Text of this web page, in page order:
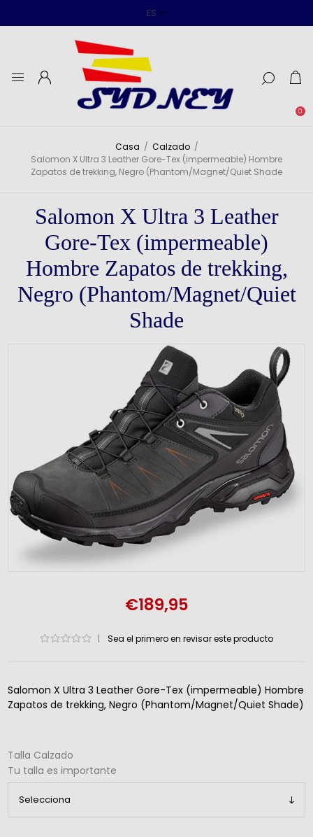
0
Casa / Calzado /
Salomon X Ultra 3 Leather Gore-Tex (impermeable) Hombre
Zapatos de trekking, Negro (Phantom/Magnet/Quiet Shade
Salomon X Ultra 3 Leather
Gore-Tex (impermeable)
Hombre Zapatos de trekking,
Negro (Phantom/Magnet/Quiet
Shade
€189,95
| Sea el primero en revisar este producto
Salomon X Ultra 3 Leather Gore-Tex (impermeable) Hombre
Zapatos de trekking, Negro (Phantom/Magnet/Quiet Shade)
Talla Calzado
Tu talla es importante